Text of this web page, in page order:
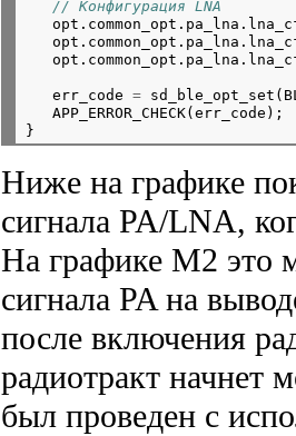
// Конфигурация LNA
   err_code
=
   APP_ERROR_CHECK(err_code);
Ниже на графике
сигнала PA/LNA,
На графике M2 это
сигнала PA на
после включения
радиотракт начнет
был проведен с